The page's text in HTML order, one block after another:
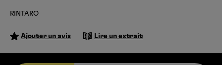
RINTARO
Ajouter un avis Lire un extrait